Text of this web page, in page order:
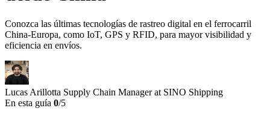
Conozca las últimas tecnologías de rastreo digital en el ferrocarril
China-Europa, como IoT, GPS y RFID, para mayor visibilidad y
eficiencia en envíos.
Lucas Arillotta Supply Chain Manager at SINO Shipping
En esta guía 0/5